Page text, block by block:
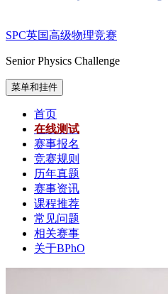
SPC英国高级物理竞赛
Senior Physics Challenge
菜单和挂件
首页
在线测试
赛事报名
竞赛规则
历年真题
赛事资讯
课程推荐
常见问题
相关赛事
关于BPhO